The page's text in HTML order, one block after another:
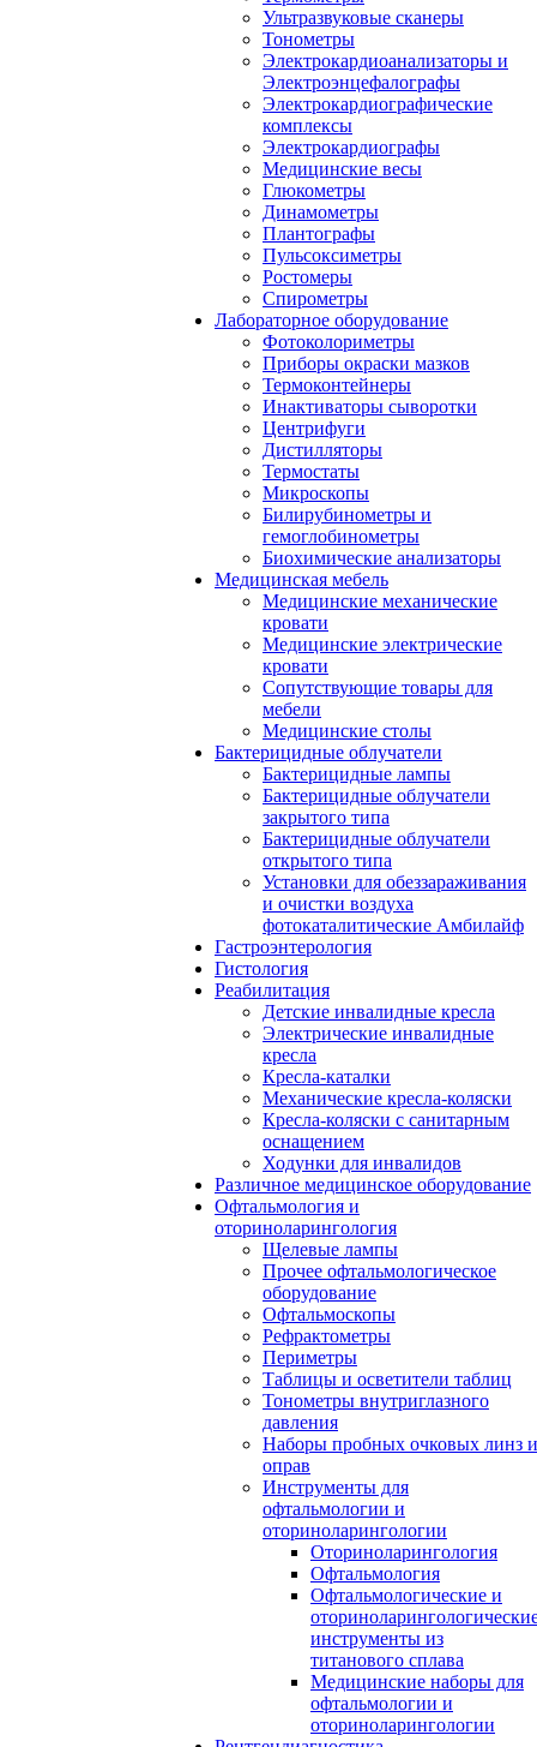
Ультразвуковые сканеры
Тонометры
Электрокардиоанализаторы и
Электроэнцефалографы
Электрокардиографические
комплексы
Электрокардиографы
Медицинские весы
Глюкометры
Динамометры
Плантографы
Пульсоксиметры
Ростомеры
Спирометры
Лабораторное оборудование
Фотоколориметры
Приборы окраски мазков
Термоконтейнеры
Инактиваторы сыворотки
Центрифуги
Дистилляторы
Термостаты
Микроскопы
Билирубинометры и
гемоглобинометры
Биохимические анализаторы
Медицинская мебель
Медицинские механические
кровати
Медицинские электрические
кровати
Сопутствующие товары для
мебели
Медицинские столы
Бактерицидные облучатели
Бактерицидные лампы
Бактерицидные облучатели
закрытого типа
Бактерицидные облучатели
открытого типа
Установки для обеззараживания
и очистки воздуха
фотокаталитические Амбилайф
Гастроэнтерология
Гистология
Реабилитация
Детские инвалидные кресла
Электрические инвалидные
кресла
Кресла-каталки
Механические кресла-коляски
Кресла-коляски с санитарным
оснащением
Ходунки для инвалидов
Различное медицинское оборудование
Офтальмология и
оториноларингология
Щелевые лампы
Прочее офтальмологическое
оборудование
Офтальмоскопы
Рефрактометры
Периметры
Таблицы и осветители таблиц
Тонометры внутриглазного
давления
Наборы пробных очковых линз и
оправ
Инструменты для
офтальмологии и
оториноларингологии
Оториноларингология
Офтальмология
Офтальмологические и
инструменты из
титанового сплава
Медицинские наборы для
офтальмологии и
оториноларингологии